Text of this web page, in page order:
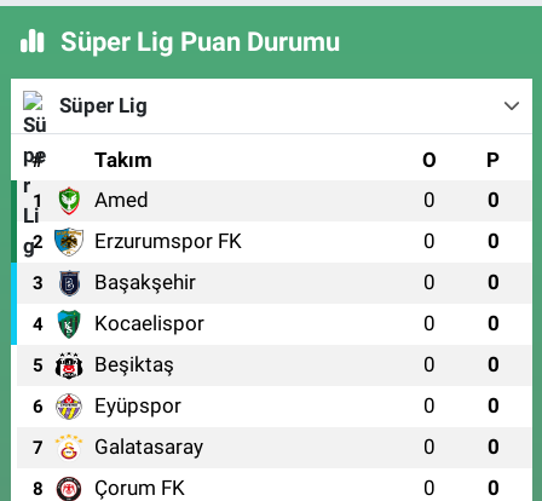
Süper Lig Puan Durumu
Süper Lig
# Takım O P
1 Amed 0 0
2 Erzurumspor FK 0 0
3 Başakşehir 0 0
4 Kocaelispor 0 0
5 Beşiktaş 0 0
6 Eyüpspor 0 0
7 Galatasaray 0 0
8 Çorum FK 0 0